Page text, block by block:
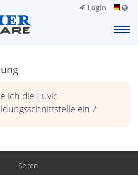
Login |
ich die Euvic
ein ?
Seiten